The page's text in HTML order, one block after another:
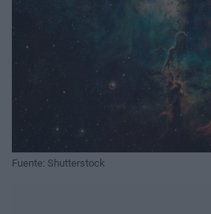
Fuente: Shutterstock